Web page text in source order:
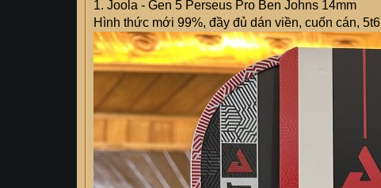
1. Joola - Gen 5 Perseus Pro Ben Johns 14mm
Hình thức mới 99%, đầy đủ dán viền, cuốn cán, 5t6